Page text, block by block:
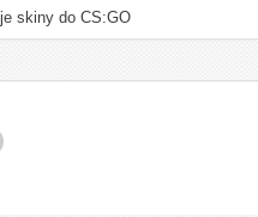
skiny do CS:GO